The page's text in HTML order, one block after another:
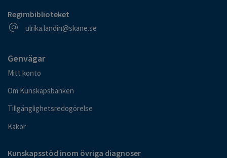
Regimbiblioteket
E-postadress
ulrika.landin@skane.se
Genvägar
Mitt konto
Om Kunskapsbanken
Tillgänglighetsredogörelse
Kakor
Kunskapsstöd inom övriga diagnoser